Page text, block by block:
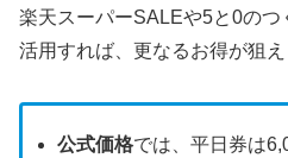
楽天スーパーSALEや5と0の
活用すれば、更なるお得が狙え
公式価格では、平日券は